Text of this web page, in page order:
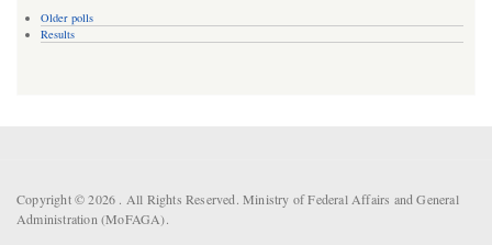
Older polls
Results
Copyright © 2026 . All Rights Reserved. Ministry of Federal Affairs and General
Administration (MoFAGA).